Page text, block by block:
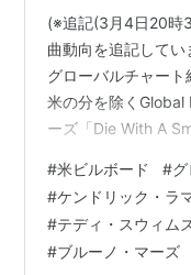
(※追記(3月4日20時
曲動向を追記して
グローバルチャー
米の分を除くGlobal
ーズ「Die With A
米の分を除くGlobal
ーズ「APT.」が、
でした。つきまして
詫び申し上げます。
#米ビルボード #
#ケンドリック・ラ
#テディ・スウィム
#ブルーノ・マーズ